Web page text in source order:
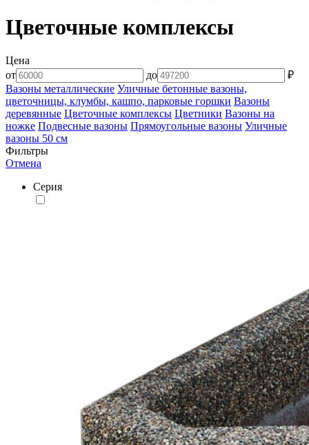
Цветочные комплексы
Цена
от
до
₽
Вазоны металлические Уличные бетонные вазоны,
цветочницы, клумбы, кашпо, парковые горшки Вазоны
деревянные Цветочные комплексы Цветники Вазоны на
ножке Подвесные вазоны Прямоугольные вазоны Уличные
вазоны 50 см
Фильтры
Отмена
Серия